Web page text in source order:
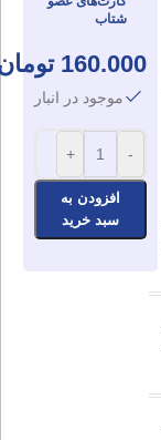
شتاب
160.000
موجود در انبار
-
+
افزودن به
سبد خرید